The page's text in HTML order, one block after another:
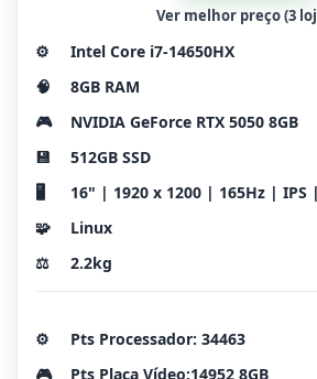
Ver melhor preço (3
⚙️
Intel Core i7-14650HX
🧠
8GB RAM
🎮
NVIDIA GeForce RTX 5050 8GB
💾
512GB SSD
🖥️
16" | 1920 x 1200 | 165Hz | IPS
🧩
Linux
⚖️
2.2kg
⚙️
Pts Processador: 34463
🎮
Pts Placa Vídeo:14952 8GB